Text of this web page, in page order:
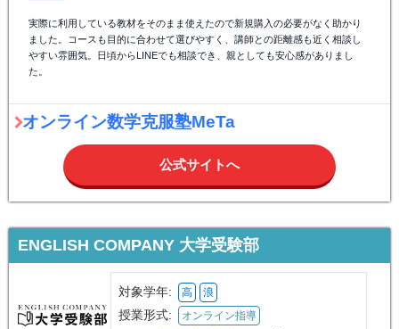
実際に利用している教材をそのまま使えたので新規購入の必要がなく助かり
ました。コースも目的に合わせて選びやすく、講師との距離感も近く相談し
やすい雰囲気。日頃からLINEでも相談でき、親としても安心感がありまし
た。
オンライン数学克服塾MeTa
公式サイトへ
ENGLISH COMPANY 大学受験部
対象学年: 高 浪
授業形式: オンライン指導